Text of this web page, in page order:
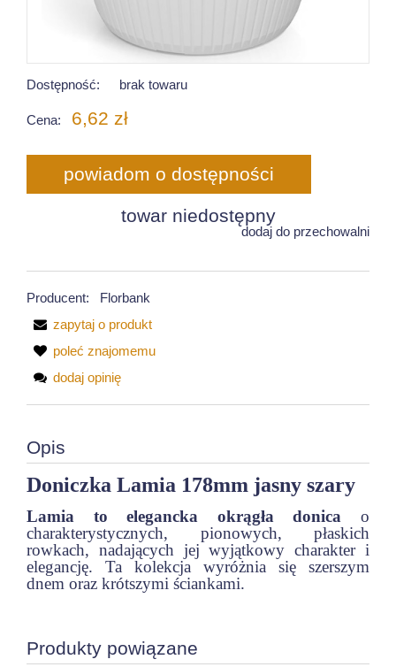
Dostępność: brak towaru
Cena: 6,62 zł
powiadom o dostępności
towar niedostępny
dodaj do przechowalni
Producent:
Florbank
zapytaj o produkt
poleć znajomemu
dodaj opinię
Opis
Doniczka Lamia 178mm jasny szary
Lamia to elegancka okrągła donica o
charakterystycznych, pionowych, płaskich
rowkach, nadających jej wyjątkowy charakter i
elegancję. Ta kolekcja wyróżnia się szerszym
dnem oraz krótszymi ściankami.
Produkty powiązane